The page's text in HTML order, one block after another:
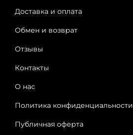
Доставка и оплата
Обмен и возврат
Отзывы
Контакты
О нас
Политика конфиденциальности
Публичная оферта